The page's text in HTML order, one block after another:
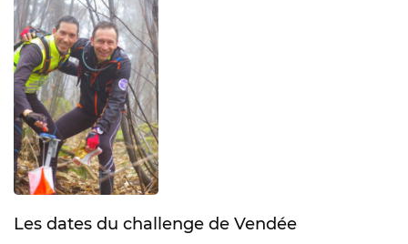
Les dates du challenge de Vendée